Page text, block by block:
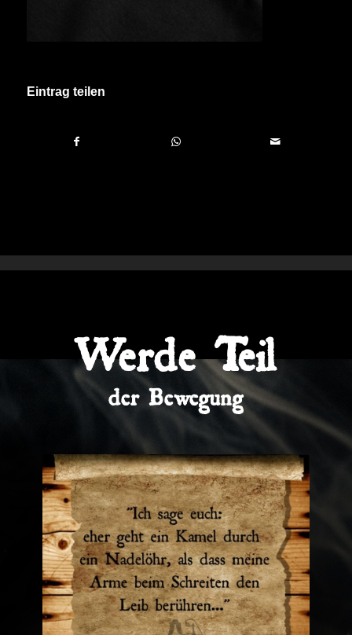
Eintrag teilen
Werde Teil
der Bewegung